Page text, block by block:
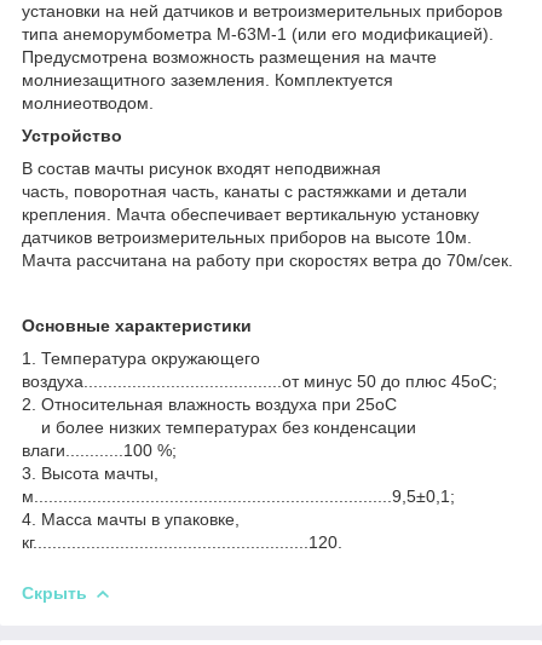
установки на ней датчиков и ветроизмерительных приборов
типа анеморумбометра М-63М-1 (или его модификацией).
Предусмотрена возможность размещения на мачте
молниезащитного заземления. Комплектуется
молниеотводом.
Устройство
В состав мачты рисунок входят неподвижная
часть, поворотная часть, канаты с растяжками и детали
крепления. Мачта обеспечивает вертикальную установку
датчиков ветроизмерительных приборов на высоте 10м.
Мачта рассчитана на работу при скоростях ветра до 70м/сек.
Основные характеристики
1. Температура окружающего
воздуха.........................................от минус 50 до плюс 45оС;
2. Относительная влажность воздуха при 25оС
и более низких температурах без конденсации
влаги............100 %;
3. Высота мачты,
м..........................................................................9,5±0,1;
4. Масса мачты в упаковке,
кг.........................................................120.
Скрыть